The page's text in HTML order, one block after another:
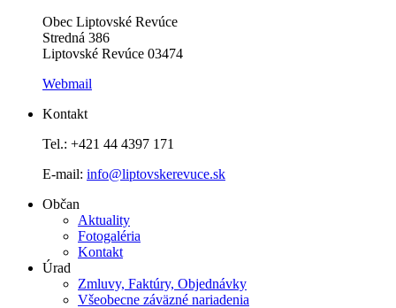
Obec Liptovské Revúce
Stredná 386
Liptovské Revúce 03474
Webmail
Kontakt
Tel.: +421 44 4397 171
E-mail: info@liptovskerevuce.sk
Občan
Aktuality
Fotogaléria
Kontakt
Úrad
Zmluvy, Faktúry, Objednávky
Všeobecne záväzné nariadenia